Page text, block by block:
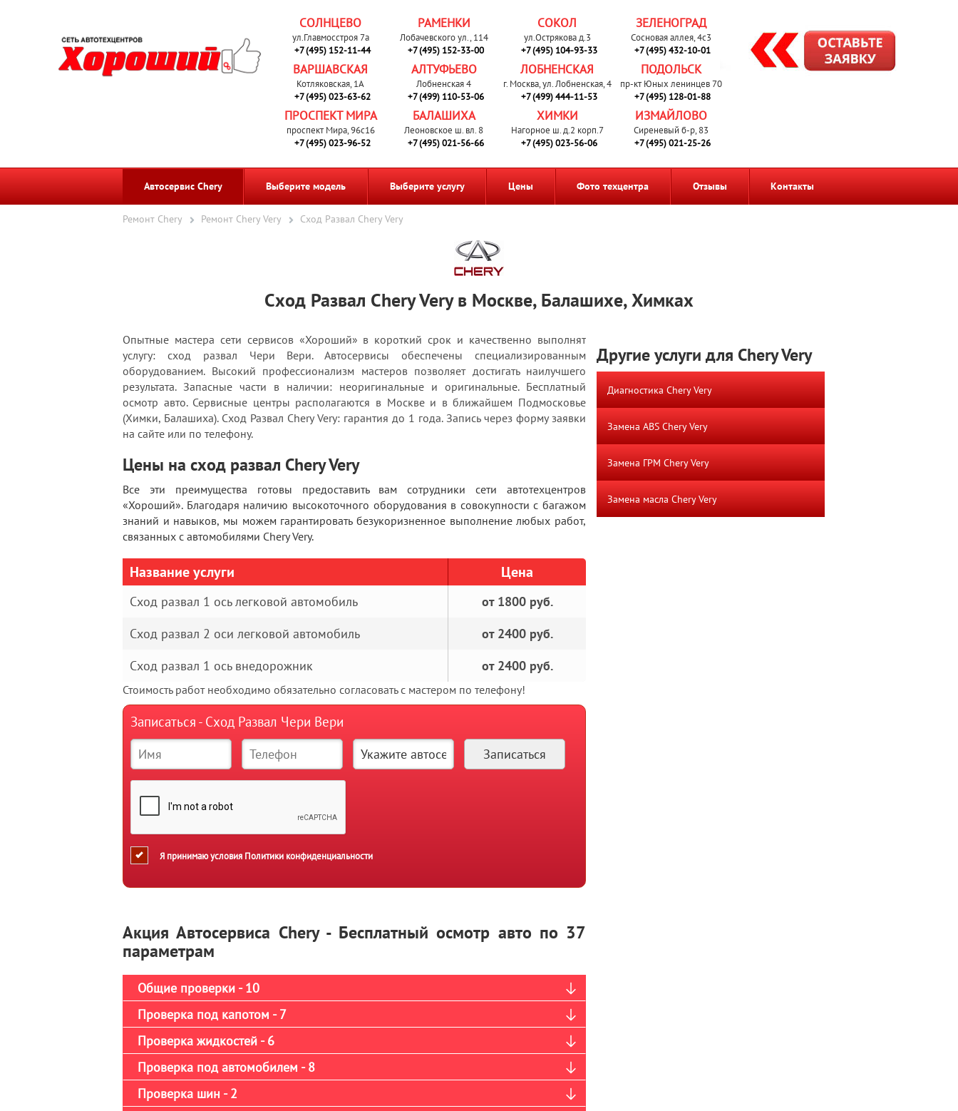
СОЛНЦЕВО
ул.Главмосстроя 7а
+7 (495) 152-11-44
РАМЕНКИ
Лобачевского ул., 114
+7 (495) 152-33-00
СОКОЛ
ул.Острякова д.3
+7 (495) 104-93-33
ЗЕЛЕНОГРАД
Сосновая аллея, 4с3
+7 (495) 432-10-01
ВАРШАВСКАЯ
Котляковская, 1А
+7 (495) 023-63-62
АЛТУФЬЕВО
Лобненская 4
+7 (499) 110-53-06
ЛОБНЕНСКАЯ
г. Москва, ул. Лобненская, 4
+7 (499) 444-11-53
ПОДОЛЬСК
пр-кт Юных ленинцев 70
+7 (495) 128-01-88
ПРОСПЕКТ МИРА
проспект Мира, 96с16
+7 (495) 023-96-52
БАЛАШИХА
Леоновское ш. вл. 8
+7 (495) 021-56-66
ХИМКИ
Нагорное ш. д.2 корп.7
+7 (495) 023-56-06
ИЗМАЙЛОВО
Сиреневый б-р, 83
+7 (495) 021-25-26
Автосервис Chery Выберите модель Выберите услугу Цены Фото техцентра Отзывы Контакты
Ремонт Chery Ремонт Chery Very Сход Развал Chery Very
Сход Развал Chery Very в Москве, Балашихе, Химках
Опытные мастера сети сервисов «Хороший» в короткий срок и качественно выполнят
услугу: сход развал Чери Вери. Автосервисы обеспечены специализированным
оборудованием. Высокий профессионализм мастеров позволяет достигать наилучшего
результата. Запасные части в наличии: неоригинальные и оригинальные. Бесплатный
осмотр авто. Сервисные центры располагаются в Москве и в ближайшем Подмосковье
(Химки, Балашиха). Сход Развал Chery Very: гарантия до 1 года. Запись через форму заявки
на сайте или по телефону.
Цены на сход развал Chery Very
Все эти преимущества готовы предоставить вам сотрудники сети автотехцентров
«Хороший». Благодаря наличию высокоточного оборудования в совокупности с багажом
знаний и навыков, мы можем гарантировать безукоризненное выполнение любых работ,
связанных с автомобилями Chery Very.
Название услуги Цена
Сход развал 1 ось легковой автомобиль
от 1800 руб.
Сход развал 2 оси легковой автомобиль
от 2400 руб.
Сход развал 1 ось внедорожник
от 2400 руб.
Стоимость работ необходимо обязательно согласовать с мастером по телефону!
Записаться - Сход Развал Чери Вери
Я принимаю условия Политики конфиденциальности
Акция Автосервиса Chery - Бесплатный осмотр авто по 37
параметрам
Общие проверки - 10
Проверка под капотом - 7
Проверка жидкостей - 6
Проверка под автомобилем - 8
Проверка шин - 2
Другие услуги для Chery Very
Диагностика Chery Very
Замена ABS Chery Very
Замена ГРМ Chery Very
Замена масла Chery Very